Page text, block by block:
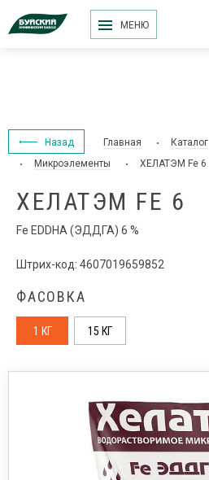
МЕНЮ
Назад Главная Каталог
Микроэлементы
ХЕЛАТЭМ Fe 6
ХЕЛАТЭМ FE 6
Fe EDDHA (ЭДДГА) 6 %
Штрих-код: 4607019659852
ФАСОВКА
1 КГ 15 КГ